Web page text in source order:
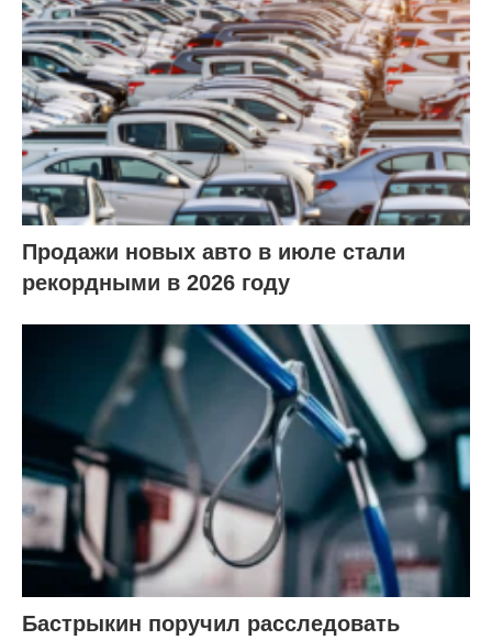
Продажи новых авто в июле стали
рекордными в 2026 году
Бастрыкин поручил расследовать